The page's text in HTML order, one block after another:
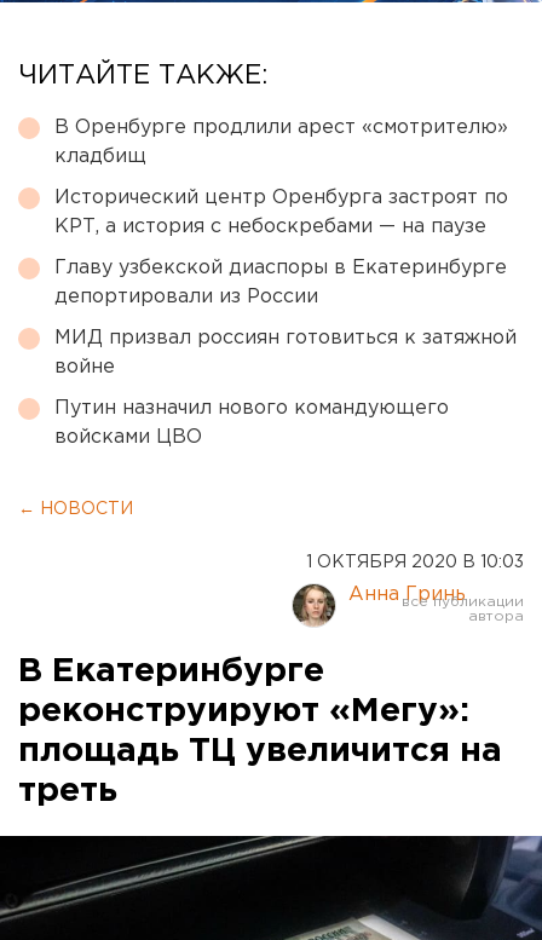
ЧИТАЙТЕ ТАКЖЕ:
В Оренбурге продлили арест «смотрителю»
кладбищ
Исторический центр Оренбурга застроят по
КРТ, а история с небоскребами — на паузе
Главу узбекской диаспоры в Екатеринбурге
депортировали из России
МИД призвал россиян готовиться к затяжной
войне
Путин назначил нового командующего
войсками ЦВО
← НОВОСТИ
1 ОКТЯБРЯ 2020 В 10:03
Анна Гринь
В Екатеринбурге
реконструируют «Мегу»:
площадь ТЦ увеличится на
треть